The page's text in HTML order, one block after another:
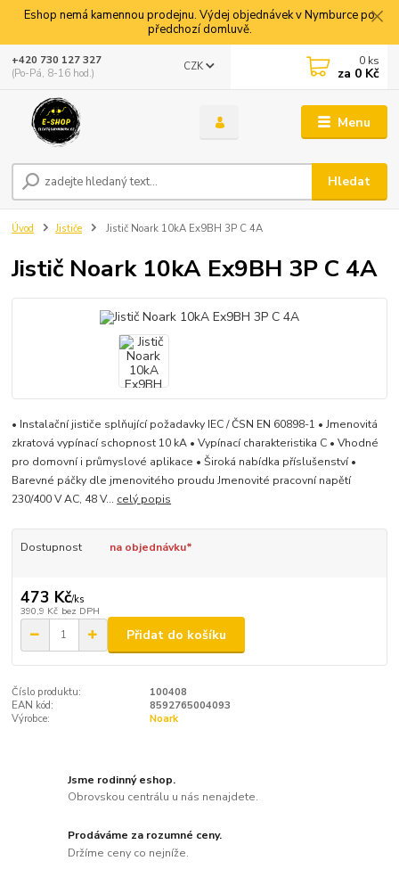
Eshop nemá kamennou prodejnu. Výdej objednávek v Nymburce po
předchozí domluvě.
Menu
CZK
Hledat
+420 730 127 327
(Po-Pá, 8-16 hod.)
0 ks
za 0 Kč
Úvod Jističe Jistič Noark 10kA Ex9BH 3P C 4A
Jistič Noark 10kA Ex9BH 3P C 4A
• Instalační jističe splňující požadavky IEC / ČSN EN 60898-1 • Jmenovitá
zkratová vypínací schopnost 10 kA • Vypínací charakteristika C • Vhodné
pro domovní i průmyslové aplikace • Široká nabídka příslušenství •
Barevné páčky dle jmenovitého proudu Jmenovité pracovní napětí
230/400 V AC, 48 V... celý popis
Dostupnost na objednávku*
473 Kč/ks
390,9 Kč bez DPH
Přidat do košíku
Číslo produktu:
100408
EAN kód:
8592765004093
Výrobce:
Noark
Jsme rodinný eshop.
Obrovskou centrálu u nás nenajdete.
Prodáváme za rozumné ceny.
Držíme ceny co nejníže.